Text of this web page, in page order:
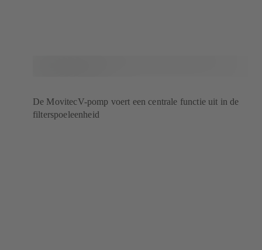
De MovitecV-pomp voert een centrale functie uit in de
filterspoeleenheid